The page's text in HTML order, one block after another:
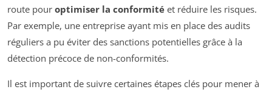
route pour optimiser la conformité et réduire les risques.
Par exemple, une entreprise ayant mis en place des audits
réguliers a pu éviter des sanctions potentielles grâce à la
détection précoce de non-conformités.
Il est important de suivre certaines étapes clés pour mener à